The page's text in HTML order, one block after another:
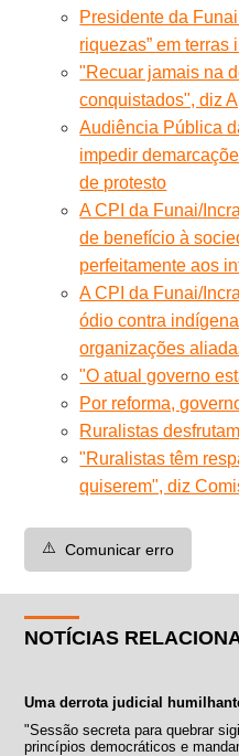
Presidente da
riquezas” em terras
"Recuar jamais na
conquistados", diz
Audiência Pública
impedir
de protesto
A CPI da Funai/
de benefício à
perfeitamente aos
A CPI da Funai/
ódio contra
organizações
"O atual governo
Por reforma,
Ruralistas
"Ruralistas têm
quiserem", diz
⚠️ Comunicar erro
NOTÍCIAS
Uma derrota judicial
"Sessão secreta para quebrar
princípios democráticos e